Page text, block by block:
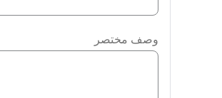
Telegram
وصف مختصر